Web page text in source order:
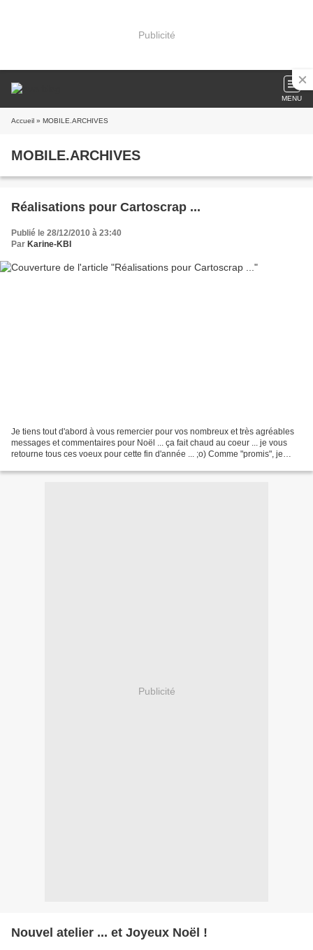
Publicité
MENU
Accueil » MOBILE.ARCHIVES
MOBILE.ARCHIVES
Réalisations pour Cartoscrap ...
Publié le 28/12/2010 à 23:40
Par Karine-KBI
Je tiens tout d'abord à vous remercier pour vos nombreux et très agréables
messages et commentaires pour Noël ... ça fait chaud au coeur ... je vous
retourne tous ces voeux pour cette fin d'année ... ;o) Comme "promis", je
Publicité
Nouvel atelier ... et Joyeux Noël !